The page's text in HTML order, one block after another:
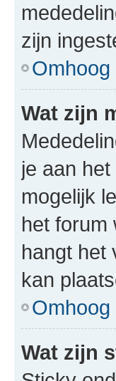
zijn
Omhoog
Wat zijn
je aan
mogelijk
het forum
hangt het
kan
Omhoog
Wat zijn